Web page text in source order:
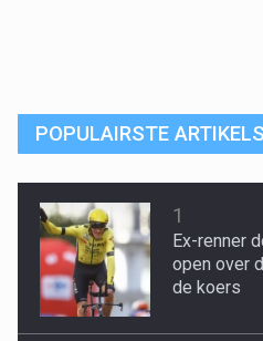
POPULAIRSTE ARTIKELS
1
Ex-renner
open over
de koers